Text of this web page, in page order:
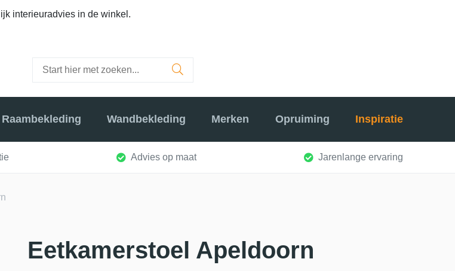
interieuradvies in de winkel.
Raambekleding Wandbekleding Merken Opruiming Inspiratie
Advies op maat Jarenlange ervaring
Eetkamerstoel Apeldoorn